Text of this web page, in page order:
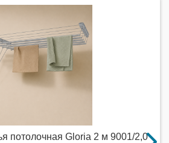
потолочная Gloria 2 м 9001/2,0